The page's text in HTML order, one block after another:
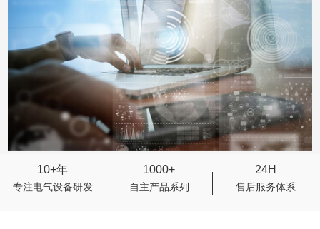
10+年
专注电气设备研发
1000+
自主产品系列
24H
售后服务体系